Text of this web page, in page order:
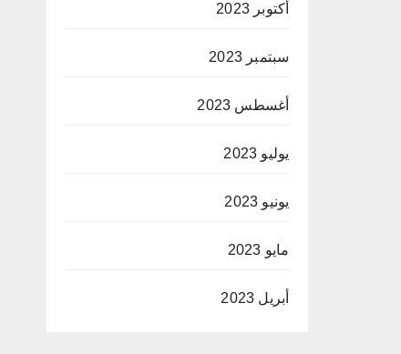
أكتوبر 2023
سبتمبر 2023
أغسطس 2023
يوليو 2023
يونيو 2023
مايو 2023
أبريل 2023